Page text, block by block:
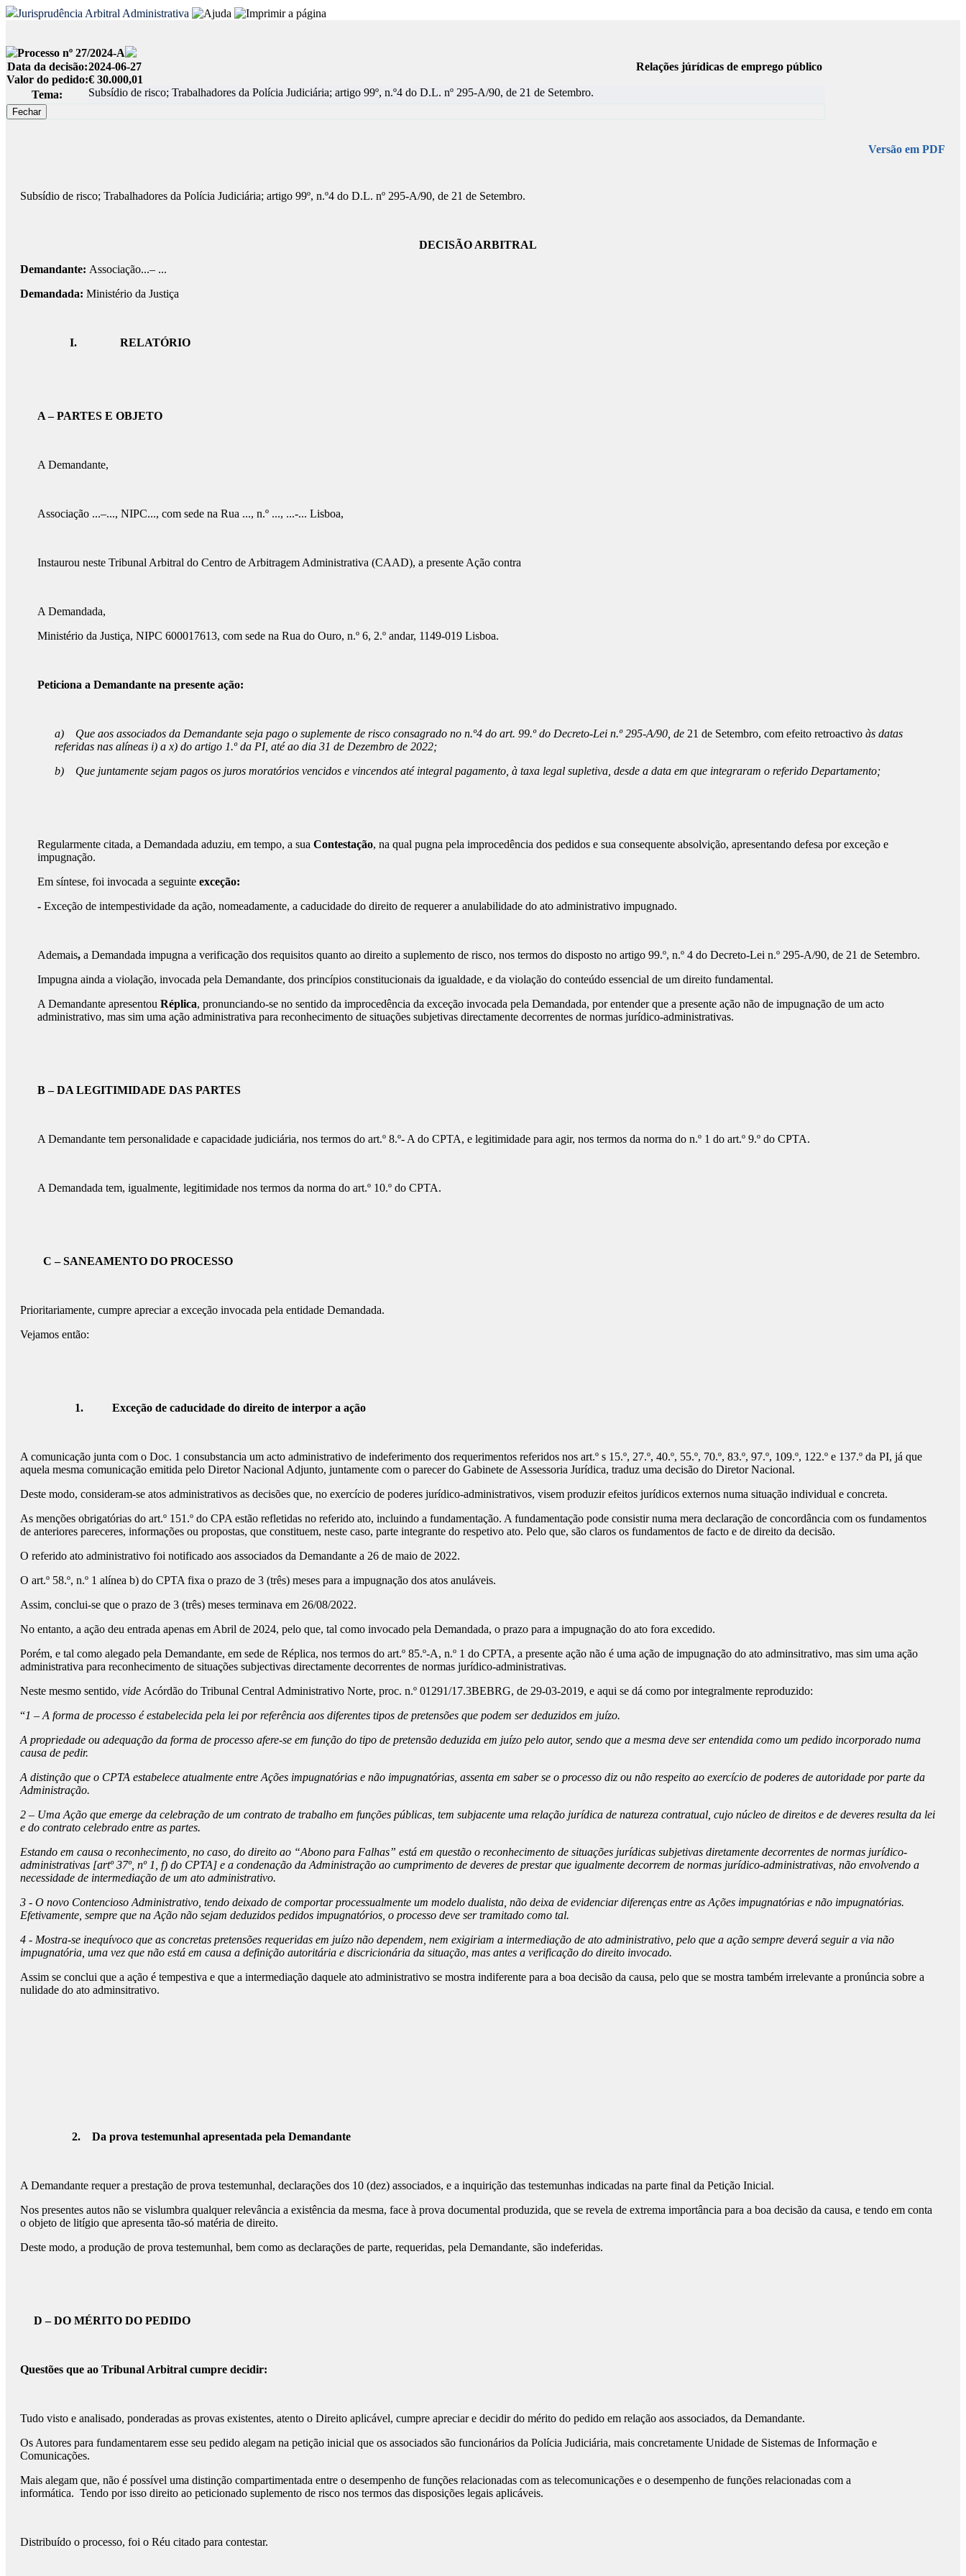
Jurisprudência Arbitral Administrativa
Processo nº 27/2024-A
Data da decisão:2024-06-27
Relações júrídicas de emprego público
Valor do pedido:€ 30.000,01
Tema:
Subsídio de risco; Trabalhadores da Polícia Judiciária; artigo 99º, n.º4 do D.L. nº 295-A/90, de 21 de Setembro.
Versão em PDF
Subsídio de risco; Trabalhadores da Polícia Judiciária; artigo 99º, n.º4 do D.L. nº 295-A/90, de 21 de Setembro.
DECISÃO ARBITRAL
Demandante: Associação...– ...
Demandada: Ministério da Justiça
I. RELATÓRIO
A – PARTES E OBJETO
A Demandante,
Associação ...–..., NIPC..., com sede na Rua ..., n.º ..., ...-... Lisboa,
Instaurou neste Tribunal Arbitral do Centro de Arbitragem Administrativa (CAAD), a presente Ação contra
A Demandada,
Ministério da Justiça, NIPC 600017613, com sede na Rua do Ouro, n.º 6, 2.º andar, 1149-019 Lisboa.
Peticiona a Demandante na presente ação:
a) Que aos associados da Demandante seja pago o suplemente de risco consagrado no n.º4 do art. 99.º do Decreto-Lei n.º 295-A/90, de 21 de Setembro, com efeito retroactivo às datas
referidas nas alíneas i) a x) do artigo 1.º da PI, até ao dia 31 de Dezembro de 2022;
b) Que juntamente sejam pagos os juros moratórios vencidos e vincendos até integral pagamento, à taxa legal supletiva, desde a data em que integraram o referido Departamento;
Regularmente citada, a Demandada aduziu, em tempo, a sua Contestação, na qual pugna pela improcedência dos pedidos e sua consequente absolvição, apresentando defesa por exceção e
impugnação.
Em síntese, foi invocada a seguinte exceção:
- Exceção de intempestividade da ação, nomeadamente, a caducidade do direito de requerer a anulabilidade do ato administrativo impugnado.
Ademais, a Demandada impugna a verificação dos requisitos quanto ao direito a suplemento de risco, nos termos do disposto no artigo 99.º, n.º 4 do Decreto-Lei n.º 295-A/90, de 21 de Setembro.
Impugna ainda a violação, invocada pela Demandante, dos princípios constitucionais da igualdade, e da violação do conteúdo essencial de um direito fundamental.
A Demandante apresentou Réplica, pronunciando-se no sentido da improcedência da exceção invocada pela Demandada, por entender que a presente ação não de impugnação de um acto
administrativo, mas sim uma ação administrativa para reconhecimento de situações subjetivas directamente decorrentes de normas jurídico-administrativas.
B – DA LEGITIMIDADE DAS PARTES
A Demandante tem personalidade e capacidade judiciária, nos termos do art.º 8.º- A do CPTA, e legitimidade para agir, nos termos da norma do n.º 1 do art.º 9.º do CPTA.
A Demandada tem, igualmente, legitimidade nos termos da norma do art.º 10.º do CPTA.
C – SANEAMENTO DO PROCESSO
Prioritariamente, cumpre apreciar a exceção invocada pela entidade Demandada.
Vejamos então:
1. Exceção de caducidade do direito de interpor a ação
A comunicação junta com o Doc. 1 consubstancia um acto administrativo de indeferimento dos requerimentos referidos nos art.º s 15.º, 27.º, 40.º, 55.º, 70.º, 83.º, 97.º, 109.º, 122.º e 137.º da PI, já que
aquela mesma comunicação emitida pelo Diretor Nacional Adjunto, juntamente com o parecer do Gabinete de Assessoria Jurídica, traduz uma decisão do Diretor Nacional.
Deste modo, consideram-se atos administrativos as decisões que, no exercício de poderes jurídico-administrativos, visem produzir efeitos jurídicos externos numa situação individual e concreta.
As menções obrigatórias do art.º 151.º do CPA estão refletidas no referido ato, incluindo a fundamentação. A fundamentação pode consistir numa mera declaração de concordância com os fundamentos
de anteriores pareceres, informações ou propostas, que constituem, neste caso, parte integrante do respetivo ato. Pelo que, são claros os fundamentos de facto e de direito da decisão.
O referido ato administrativo foi notificado aos associados da Demandante a 26 de maio de 2022.
O art.º 58.º, n.º 1 alínea b) do CPTA fixa o prazo de 3 (três) meses para a impugnação dos atos anuláveis.
Assim, conclui-se que o prazo de 3 (três) meses terminava em 26/08/2022.
No entanto, a ação deu entrada apenas em Abril de 2024, pelo que, tal como invocado pela Demandada, o prazo para a impugnação do ato fora excedido.
Porém, e tal como alegado pela Demandante, em sede de Réplica, nos termos do art.º 85.º-A, n.º 1 do CPTA, a presente ação não é uma ação de impugnação do ato adminsitrativo, mas sim uma ação
administrativa para reconhecimento de situações subjectivas directamente decorrentes de normas jurídico-administrativas.
Neste mesmo sentido, vide Acórdão do Tribunal Central Administrativo Norte, proc. n.º 01291/17.3BEBRG, de 29-03-2019, e aqui se dá como por integralmente reproduzido:
“1 – A forma de processo é estabelecida pela lei por referência aos diferentes tipos de pretensões que podem ser deduzidos em juízo.
A propriedade ou adequação da forma de processo afere-se em função do tipo de pretensão deduzida em juízo pelo autor, sendo que a mesma deve ser entendida como um pedido incorporado numa
causa de pedir.
A distinção que o CPTA estabelece atualmente entre Ações impugnatórias e não impugnatórias, assenta em saber se o processo diz ou não respeito ao exercício de poderes de autoridade por parte da
Administração.
2 – Uma Ação que emerge da celebração de um contrato de trabalho em funções públicas, tem subjacente uma relação jurídica de natureza contratual, cujo núcleo de direitos e de deveres resulta da lei
e do contrato celebrado entre as partes.
Estando em causa o reconhecimento, no caso, do direito ao “Abono para Falhas” está em questão o reconhecimento de situações jurídicas subjetivas diretamente decorrentes de normas jurídico-
administrativas [artº 37º, nº 1, f) do CPTA] e a condenação da Administração ao cumprimento de deveres de prestar que igualmente decorrem de normas jurídico-administrativas, não envolvendo a
necessidade de intermediação de um ato administrativo.
3 - O novo Contencioso Administrativo, tendo deixado de comportar processualmente um modelo dualista, não deixa de evidenciar diferenças entre as Ações impugnatórias e não impugnatórias.
Efetivamente, sempre que na Ação não sejam deduzidos pedidos impugnatórios, o processo deve ser tramitado como tal.
4 - Mostra-se inequívoco que as concretas pretensões requeridas em juízo não dependem, nem exigiriam a intermediação de ato administrativo, pelo que a ação sempre deverá seguir a via não
impugnatória, uma vez que não está em causa a definição autoritária e discricionária da situação, mas antes a verificação do direito invocado.
Assim se conclui que a ação é tempestiva e que a intermediação daquele ato administrativo se mostra indiferente para a boa decisão da causa, pelo que se mostra também irrelevante a pronúncia sobre a
nulidade do ato adminsitrativo.
2. Da prova testemunhal apresentada pela Demandante
A Demandante requer a prestação de prova testemunhal, declarações dos 10 (dez) associados, e a inquirição das testemunhas indicadas na parte final da Petição Inicial.
Nos presentes autos não se vislumbra qualquer relevância a existência da mesma, face à prova documental produzida, que se revela de extrema importância para a boa decisão da causa, e tendo em conta
o objeto de litígio que apresenta tão-só matéria de direito.
Deste modo, a produção de prova testemunhal, bem como as declarações de parte, requeridas, pela Demandante, são indeferidas.
D – DO MÉRITO DO PEDIDO
Questões que ao Tribunal Arbitral cumpre decidir:
Tudo visto e analisado, ponderadas as provas existentes, atento o Direito aplicável, cumpre apreciar e decidir do mérito do pedido em relação aos associados, da Demandante.
Os Autores para fundamentarem esse seu pedido alegam na petição inicial que os associados são funcionários da Polícia Judiciária, mais concretamente Unidade de Sistemas de Informação e
Comunicações.
Mais alegam que, não é possível uma distinção compartimentada entre o desempenho de funções relacionadas com as telecomunicações e o desempenho de funções relacionadas com a
informática. Tendo por isso direito ao peticionado suplemento de risco nos termos das disposições legais aplicáveis.
Distribuído o processo, foi o Réu citado para contestar.